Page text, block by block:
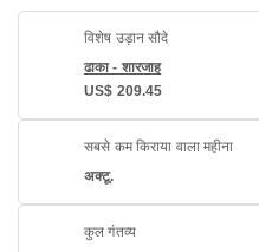
विशेष उड़ान सौदे
ढाका - शारजाह
US$ 209.45
सबसे कम किराया वाला महीना
अक्टू.
कुल गंतव्य